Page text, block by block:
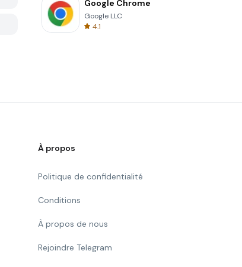
Google Chrome
Google LLC
4.1
À propos
Politique de confidentialité
Conditions
À propos de nous
Rejoindre Telegram